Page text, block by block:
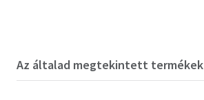
Az általad megtekintett termékek